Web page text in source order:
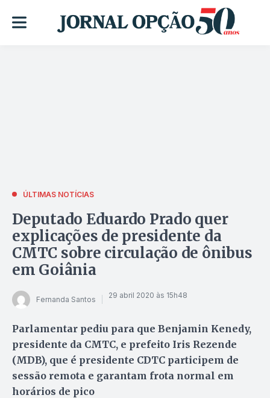
ÚLTIMAS NOTÍCIAS
Deputado Eduardo Prado quer
explicações de presidente da
CMTC sobre circulação de ônibus
em Goiânia
Fernanda Santos 29 abril 2020 às 15h48
Parlamentar pediu para que Benjamin Kenedy,
presidente da CMTC, e prefeito Iris Rezende
(MDB), que é presidente CDTC participem de
sessão remota e garantam frota normal em
horários de pico